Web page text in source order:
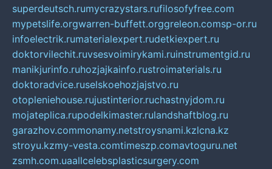
superdeutsch.rumycrazystars.rufilosofyfree.com
mypetslife.orgwarren-buffett.orggreleon.comsp-or.ru
infoelectrik.rumaterialexpert.rudetkiexpert.ru
doktorvilechit.ruvsesvoimirykami.ruinstrumentgid.ru
manikjurinfo.ruhozjajkainfo.rustroimaterials.ru
doktoradvice.ruselskoehozjajstvo.ru
otopleniehouse.rujustinterior.ruchastnyjdom.ru
mojateplica.rupodelkimaster.rulandshaftblog.ru
garazhov.commonamy.netstroysnami.kzlcna.kz
stroyu.kzmy-vesta.comtimeszp.comavtoguru.net
zsmh.com.uaallcelebsplasticsurgery.com